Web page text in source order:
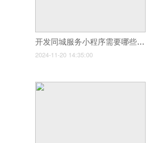
开发同城服务小程序需要哪些技术人员?
2024-11-20 14:35:00